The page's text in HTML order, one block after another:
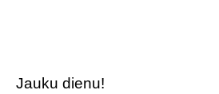
Jauku dienu!